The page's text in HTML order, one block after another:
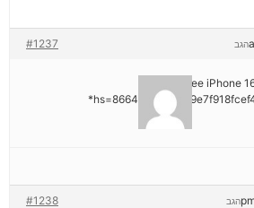
#1237 הגב
* * * Claim Free iPhone
#1238 הגב